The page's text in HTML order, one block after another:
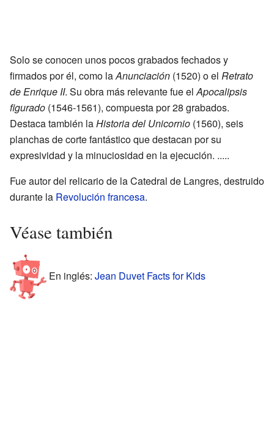
Solo se conocen unos pocos grabados fechados y
firmados por él, como laAnunciación (1520) o el Retrato
de Enrique II. Su obra más relevante fue elApocalipsis
figurado (1546-1561), compuesta por 28 grabados.
Destaca también laHistoria del Unicornio (1560), seis
planchas de corte fantástico que destacan por su
expresividad y la minuciosidad en la ejecución. .....
Fue autor del relicario de la Catedral de Langres, destruido
durante la Revolución francesa.
Véase también
En inglés: Jean Duvet Facts for Kids